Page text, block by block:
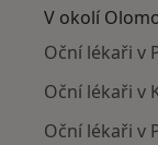
V okolí
Oční lékaři v
Oční lékaři v
Oční lékaři v